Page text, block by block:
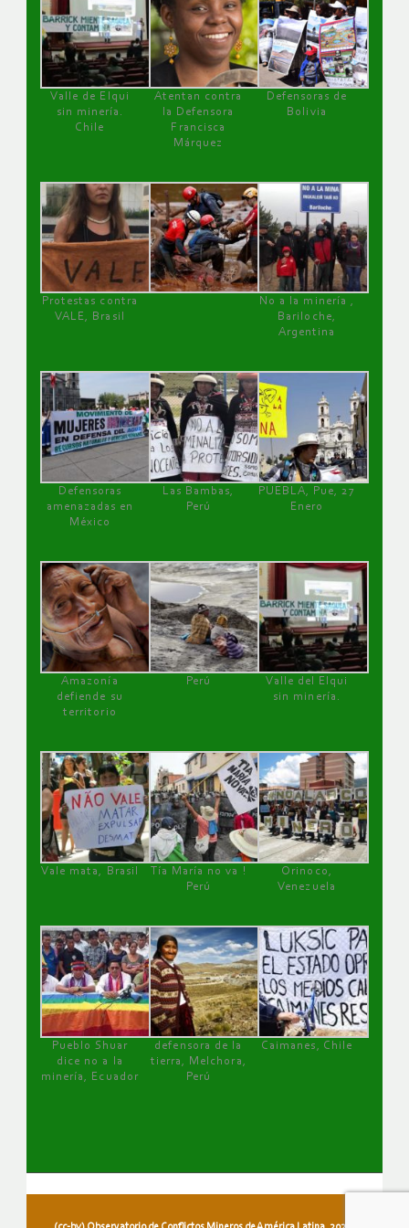
Valle de Elqui
sin minería.
Chile
Atentan contra
la Defensora
Francisca
Márquez
Defensoras de
Bolivia
Protestas contra
VALE, Brasil
No a la minería ,
Bariloche,
Argentina
Defensoras
amenazadas en
México
Las Bambas,
Perú
PUEBLA, Pue, 27
Enero
Amazonía
defiende su
territorio
Perú
Valle del Elqui
sin minería.
Vale mata, Brasil
Tía María no va !
Perú
Orinoco,
Venezuela
Pueblo Shuar
dice no a la
minería, Ecuador
defensora de la
tierra, Melchora,
Perú
Caimanes, Chile